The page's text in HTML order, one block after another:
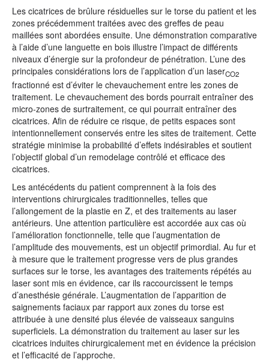
Les cicatrices de brûlure résiduelles sur le torse du patient et les
zones précédemment traitées avec des greffes de peau
maillées sont abordées ensuite. Une démonstration comparative
à l’aide d’une languette en bois illustre l’impact de différents
niveaux d’énergie sur la profondeur de pénétration. L’une des
principales considérations lors de l’application d’un laserCO2
fractionné est d’éviter le chevauchement entre les zones de
traitement. Le chevauchement des bords pourrait entraîner des
micro-zones de surtraitement, ce qui pourrait entraîner des
cicatrices. Afin de réduire ce risque, de petits espaces sont
intentionnellement conservés entre les sites de traitement. Cette
stratégie minimise la probabilité d’effets indésirables et soutient
l’objectif global d’un remodelage contrôlé et efficace des
cicatrices.
Les antécédents du patient comprennent à la fois des
interventions chirurgicales traditionnelles, telles que
l’allongement de la plastie en Z, et des traitements au laser
antérieurs. Une attention particulière est accordée aux cas où
l’amélioration fonctionnelle, telle que l’augmentation de
l’amplitude des mouvements, est un objectif primordial. Au fur et
à mesure que le traitement progresse vers de plus grandes
surfaces sur le torse, les avantages des traitements répétés au
laser sont mis en évidence, car ils raccourcissent le temps
d’anesthésie générale. L’augmentation de l’apparition de
saignements faciaux par rapport aux zones du torse est
attribuée à une densité plus élevée de vaisseaux sanguins
superficiels. La démonstration du traitement au laser sur les
cicatrices induites chirurgicalement met en évidence la précision
et l’efficacité de l’approche.